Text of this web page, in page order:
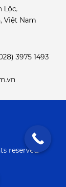
Lộc,
Việt Nam
3975 1493
reserved.